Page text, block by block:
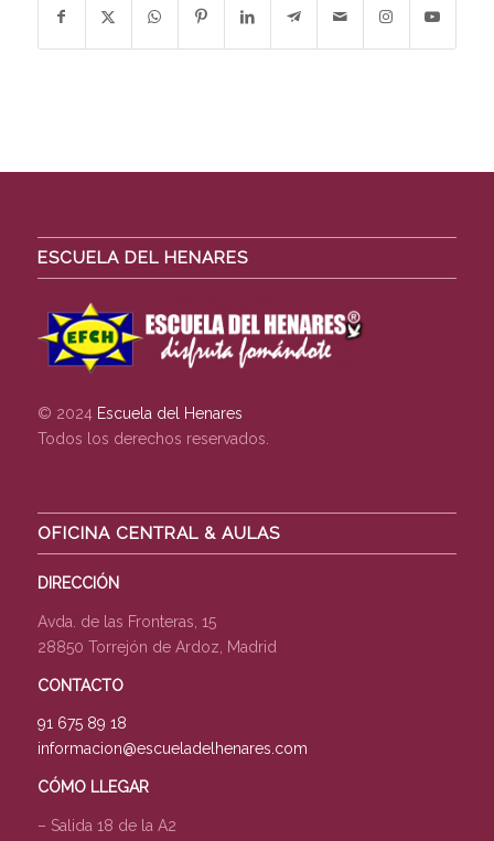
ESCUELA DEL HENARES
© 2024 Escuela del Henares
Todos los derechos reservados.
OFICINA CENTRAL & AULAS
DIRECCIÓN
Avda. de las Fronteras, 15
28850 Torrejón de Ardoz, Madrid
CONTACTO
91 675 89 18
informacion@escueladelhenares.com
CÓMO LLEGAR
– Salida 18 de la A2